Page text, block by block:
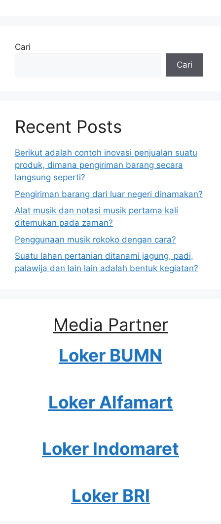
Cari
Cari
Recent Posts
Berikut adalah contoh inovasi penjualan suatu
produk, dimana pengiriman barang secara
langsung seperti?
Pengiriman barang dari luar negeri dinamakan?
Alat musik dan notasi musik pertama kali
ditemukan pada zaman?
Penggunaan musik rokoko dengan cara?
Suatu lahan pertanian ditanami jagung, padi,
palawija dan lain lain adalah bentuk kegiatan?
Media Partner
Loker BUMN
Loker Alfamart
Loker Indomaret
Loker BRI